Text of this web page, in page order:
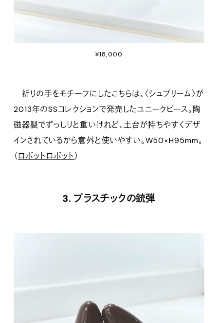
¥18,000
祈りの手をモチーフにしたこちらは、〈シュプリーム〉が
2013年のSSコレクションで発売したユニークピース。陶
磁器製でずっしりと重いけれど、土台が持ちやすくデザ
インされているから意外と使いやすい。W50×H95mm。
（ロボットロボット）
3. プラスチックの銃弾